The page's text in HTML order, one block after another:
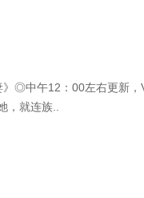
◎中午12：00左右更新，
就连族..